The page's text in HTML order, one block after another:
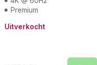
Premium
Uitverkocht